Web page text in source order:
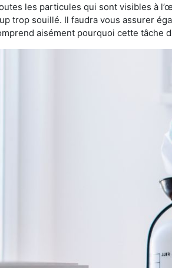
les particules qui sont visibles à
trop souillé. Il faudra vous assurer
aisément pourquoi cette tâche